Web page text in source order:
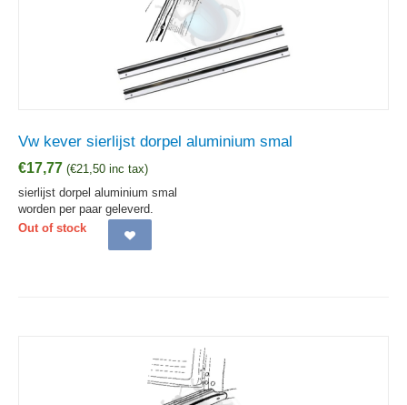
Vw kever sierlijst dorpel aluminium smal
€17,77 (€21,50 inc tax)
sierlijst dorpel aluminium smal
worden per paar geleverd.
Out of stock